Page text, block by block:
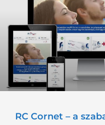
RC Cornet – a